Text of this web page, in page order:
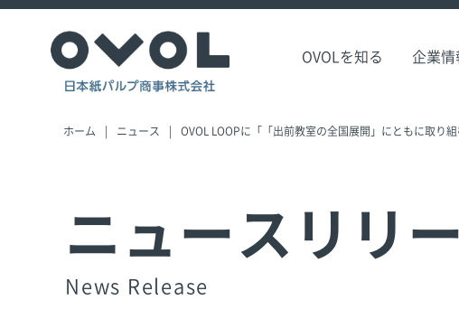
OVOLを知る 企業情
ホーム ニュース OVOL LOOPに「「出前教室の全国展開」にともに取り
ニュースリリ
News Release